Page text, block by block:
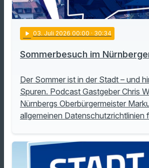
play_arrow 03. Juli 2026 00:00 · 30:34
Sommerbesuch im
Der Sommer ist in der Stadt – und
Spuren. Podcast Gastgeber Chris
Nürnbergs Oberbürgermeister
allgemeinen Datenschutzrichtlinien